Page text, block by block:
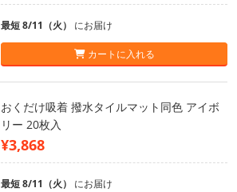
最短 8/11（火） にお届け
カートに入れる
おくだけ吸着 撥水タイルマット同色 アイボ
リー 20枚入
¥3,868
最短 8/11（火） にお届け